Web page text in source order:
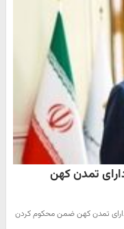
تمدن کهن
دارای تمدن کهن ضمن محکوم کردن